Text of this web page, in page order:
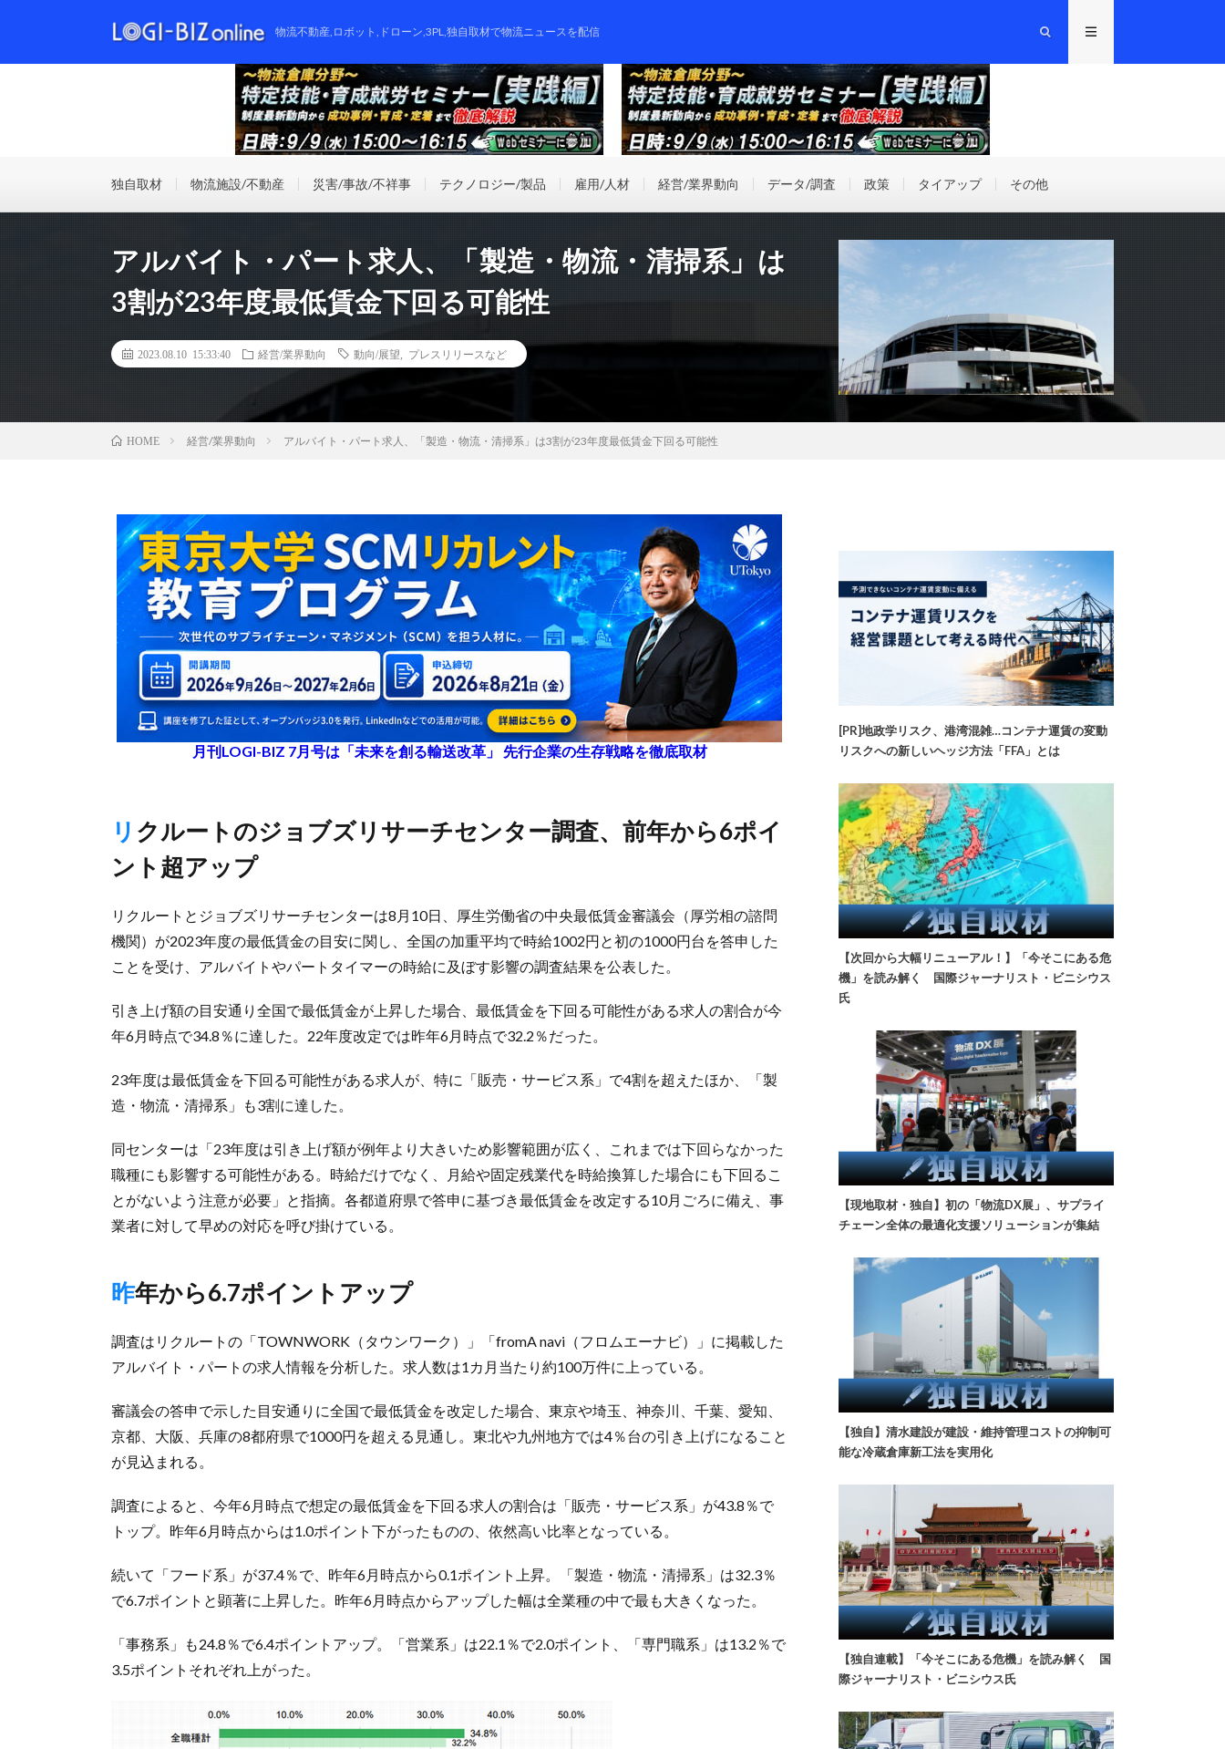
物流不動産,ロボット,ドローン,3PL,独自取材で物流ニュースを配信
独自取材 物流施設/不動産 災害/事故/不祥事 テクノロジー/製品 雇用/人材 経営/業界動向 データ/調査 政策 タイアップ その他
アルバイト・パート求人、「製造・物流・清掃系」は
3割が23年度最低賃金下回る可能性
2023.08.10 15:33:40 経営/業界動向 動向/展望 プレスリリースなど
HOME 経営/業界動向 アルバイト・パート求人、「製造・物流・清掃系」は3割が23年度最低賃金下回る可能性
月刊LOGI-BIZ 7月号は「未来を創る輸送改革」 先行企業の生存戦略を徹底取材
リクルートのジョブズリサーチセンター調査、前年から6ポイ
ント超アップ
リクルートとジョブズリサーチセンターは8月10日、厚生労働省の中央最低賃金審議会（厚労相の諮問
機関）が2023年度の最低賃金の目安に関し、全国の加重平均で時給1002円と初の1000円台を答申した
ことを受け、アルバイトやパートタイマーの時給に及ぼす影響の調査結果を公表した。
引き上げ額の目安通り全国で最低賃金が上昇した場合、最低賃金を下回る可能性がある求人の割合が今
年6月時点で34.8％に達した。22年度改定では昨年6月時点で32.2％だった。
23年度は最低賃金を下回る可能性がある求人が、特に「販売・サービス系」で4割を超えたほか、「製
造・物流・清掃系」も3割に達した。
同センターは「23年度は引き上げ額が例年より大きいため影響範囲が広く、これまでは下回らなかった
職種にも影響する可能性がある。時給だけでなく、月給や固定残業代を時給換算した場合にも下回るこ
とがないよう注意が必要」と指摘。各都道府県で答申に基づき最低賃金を改定する10月ごろに備え、事
業者に対して早めの対応を呼び掛けている。
昨年から6.7ポイントアップ
調査はリクルートの「TOWNWORK（タウンワーク）」「fromA navi（フロムエーナビ）」に掲載した
アルバイト・パートの求人情報を分析した。求人数は1カ月当たり約100万件に上っている。
審議会の答申で示した目安通りに全国で最低賃金を改定した場合、東京や埼玉、神奈川、千葉、愛知、
京都、大阪、兵庫の8都府県で1000円を超える見通し。東北や九州地方では4％台の引き上げになること
が見込まれる。
調査によると、今年6月時点で想定の最低賃金を下回る求人の割合は「販売・サービス系」が43.8％で
トップ。昨年6月時点からは1.0ポイント下がったものの、依然高い比率となっている。
続いて「フード系」が37.4％で、昨年6月時点から0.1ポイント上昇。「製造・物流・清掃系」は32.3％
で6.7ポイントと顕著に上昇した。昨年6月時点からアップした幅は全業種の中で最も大きくなった。
「事務系」も24.8％で6.4ポイントアップ。「営業系」は22.1％で2.0ポイント、「専門職系」は13.2％で
3.5ポイントそれぞれ上がった。
[PR]地政学リスク、港湾混雑…コンテナ運賃の変動
リスクへの新しいヘッジ方法「FFA」とは
【次回から大幅リニューアル！】「今そこにある危
機」を読み解く 国際ジャーナリスト・ビニシウス
氏
【現地取材・独自】初の「物流DX展」、サプライ
チェーン全体の最適化支援ソリューションが集結
【独自】清水建設が建設・維持管理コストの抑制可
能な冷蔵倉庫新工法を実用化
【独自連載】「今そこにある危機」を読み解く 国
際ジャーナリスト・ビニシウス氏